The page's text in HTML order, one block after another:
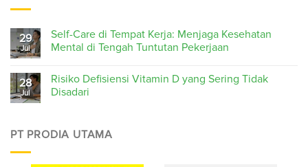
29
Jul
Self-Care di Tempat Kerja: Menjaga Kesehatan
Mental di Tengah Tuntutan Pekerjaan
28
Jul
Risiko Defisiensi Vitamin D yang Sering Tidak
Disadari
PT PRODIA UTAMA